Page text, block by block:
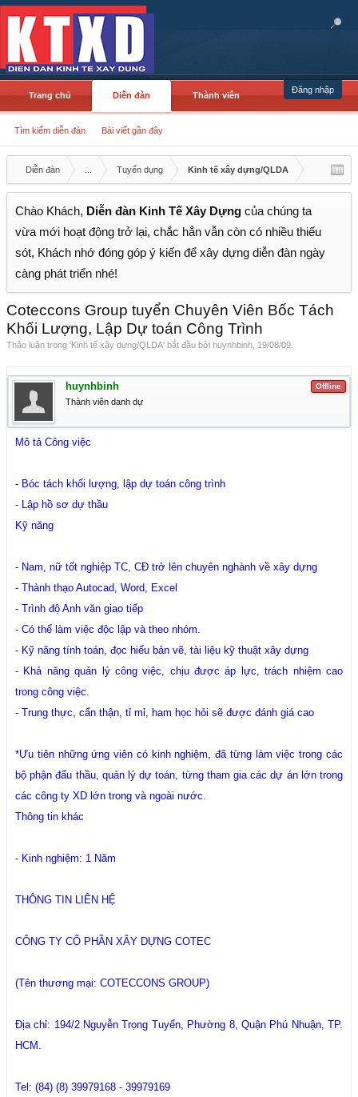
Đăng nhập
Trang chủ Diễn đàn
Tìm kiếm diễn đàn Bài viết gần đây
Thành viên
Diễn đàn Tuyển dụng Kinh tế xây dựng/QLDA
Chào Khách, Diễn đàn Kinh Tế Xây Dựng của chúng ta
vừa mới hoạt động trở lại, chắc hẳn vẫn còn có nhiều thiếu
sót, Khách nhớ đóng góp ý kiến để xây dựng diễn đàn ngày
càng phát triển nhé!
Coteccons Group tuyển Chuyên Viên Bốc Tách
Khối Lượng, Lập Dự toán Công Trình
Thảo luận trong 'Kinh tế xây dựng/QLDA' bắt đầu bởi huynhbinh 19/08/09
Offline
huynhbinh
Thành viên danh dự
Mô tả Công việc
- Bóc tách khối lượng, lập dự toán công trình
- Lập hồ sơ dự thầu
Kỹ năng
- Nam, nữ tốt nghiệp TC, CĐ trở lên chuyên nghành về xây dựng
- Thành thạo Autocad, Word, Excel
- Trình độ Anh văn giao tiếp
- Có thể làm việc độc lập và theo nhóm.
- Kỹ năng tính toán, đọc hiểu bản vẽ, tài liệu kỹ thuật xây dựng
- Khả năng quản lý công việc, chịu được áp lực, trách nhiệm cao
trong công việc.
- Trung thực, cẩn thận, tỉ mỉ, ham học hỏi sẽ được đánh giá cao
*Ưu tiên những ứng viên có kinh nghiệm, đã từng làm việc trong các
bộ phận đấu thầu, quản lý dự toán, từng tham gia các dự án lớn trong
các công ty XD lớn trong và ngoài nước.
Thông tin khác
- Kinh nghiệm: 1 Năm
THÔNG TIN LIÊN HỆ
CÔNG TY CỔ PHẦN XÂY DỰNG COTEC
(Tên thương mại: COTECCONS GROUP)
Địa chỉ: 194/2 Nguyễn Trọng Tuyển, Phường 8, Quận Phú Nhuận, TP.
HCM.
Tel: (84) (8) 39979168 - 39979169